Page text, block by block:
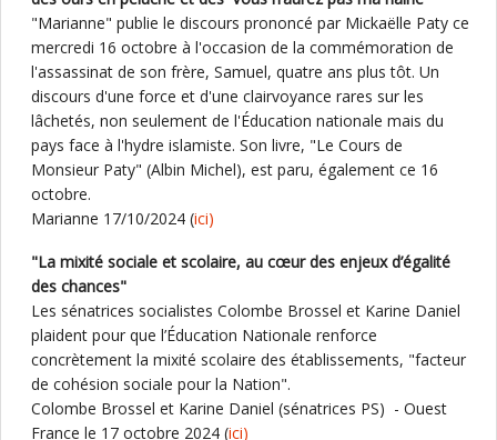
"Marianne" publie le discours prononcé par Mickaëlle Paty ce
mercredi 16 octobre à l'occasion de la commémoration de
l'assassinat de son frère, Samuel, quatre ans plus tôt. Un
discours d'une force et d'une clairvoyance rares sur les
lâchetés, non seulement de l'Éducation nationale mais du
pays face à l'hydre islamiste. Son livre, "Le Cours de
Monsieur Paty" (Albin Michel), est paru, également ce 16
octobre.
Marianne 17/10/2024 (ici)
"La mixité sociale et scolaire, au cœur des enjeux d’égalité
des chances"
Les sénatrices socialistes Colombe Brossel et Karine Daniel
plaident pour que l’Éducation Nationale renforce
concrètement la mixité scolaire des établissements, "facteur
de cohésion sociale pour la Nation".
Colombe Brossel et Karine Daniel (sénatrices PS) - Ouest
France le 17 octobre 2024 (ici)